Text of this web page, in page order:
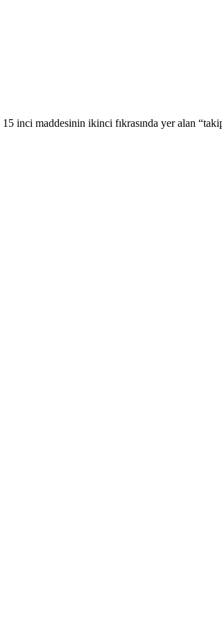
15 inci maddesinin ikinci fıkrasında yer alan